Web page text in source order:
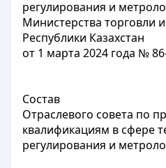
регулирования и
Министерства торговли
Республики Казахстан
от 1 марта 2024 года №
Состав
Отраслевого совета по
квалификациям в сфере
регулирования и